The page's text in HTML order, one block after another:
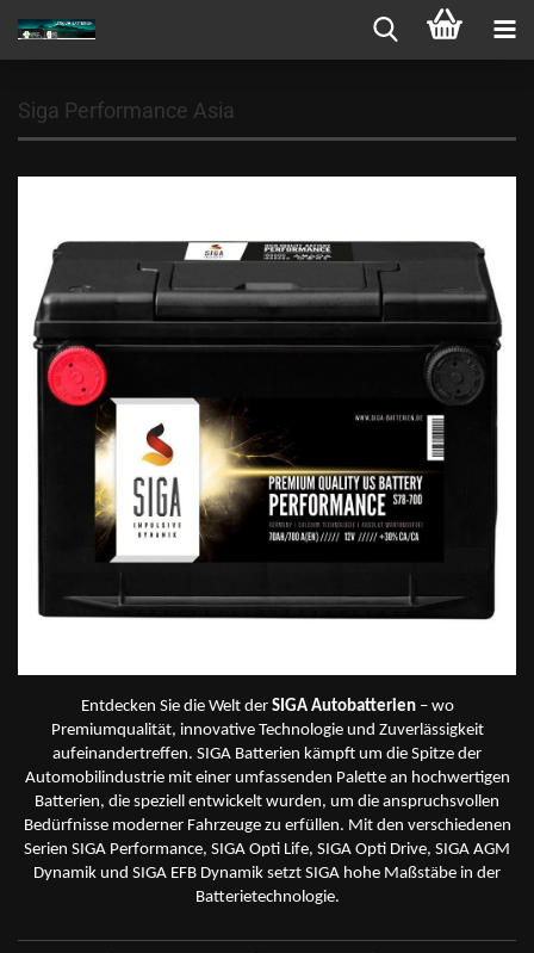
Siga Performance Asia
Entdecken Sie die Welt der SIGA Autobatterien– wo
Premiumqualität, innovative Technologie und Zuverlässigkeit
aufeinandertreffen. SIGA Batterien kämpft um die Spitze der
Automobilindustrie mit einer umfassenden Palette an hochwertigen
Batterien, die speziell entwickelt wurden, um die anspruchsvollen
Bedürfnisse moderner Fahrzeuge zu erfüllen. Mit den verschiedenen
Serien SIGA Performance, SIGA Opti Life, SIGA Opti Drive, SIGA AGM
Dynamik und SIGA EFB Dynamik setzt SIGA hohe Maßstäbe in der
Batterietechnologie.